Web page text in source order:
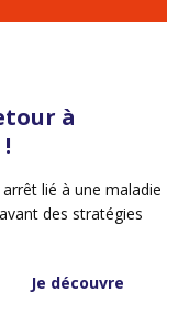
à
lié à une maladie
Je découvre